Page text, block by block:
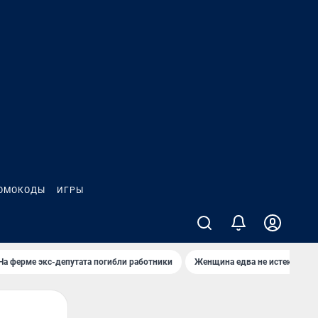
ИГРЫ
ферме экс-депутата погибли работники Женщина едва не истекла